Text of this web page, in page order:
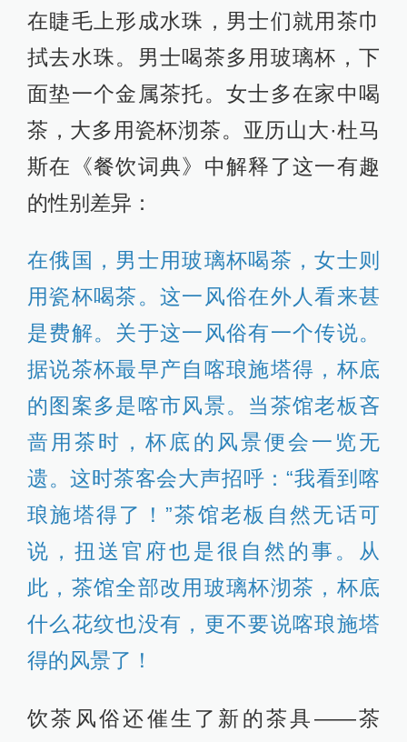
在睫毛上形成水珠，男士们就用茶巾
拭去水珠。男士喝茶多用玻璃杯，下
面垫一个金属茶托。女士多在家中喝
茶，大多用瓷杯沏茶。亚历山大·杜马
斯在《餐饮词典》中解释了这一有趣
的性别差异：
在俄国，男士用玻璃杯喝茶，女士则
用瓷杯喝茶。这一风俗在外人看来甚
是费解。关于这一风俗有一个传说。
据说茶杯最早产自喀琅施塔得，杯底
的图案多是喀市风景。当茶馆老板吝
啬用茶时，杯底的风景便会一览无
遗。这时茶客会大声招呼：“我看到喀
琅施塔得了！”茶馆老板自然无话可
说，扭送官府也是很自然的事。从
此，茶馆全部改用玻璃杯沏茶，杯底
什么花纹也没有，更不要说喀琅施塔
得的风景了！
饮茶风俗还催生了新的茶具——茶